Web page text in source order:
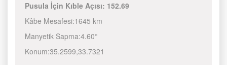
Pusula İçin Kıble Açısı: 152.69
Kâbe Mesafesi:1645 km
Manyetik Sapma:4.60°
Konum:35.2599,33.7321